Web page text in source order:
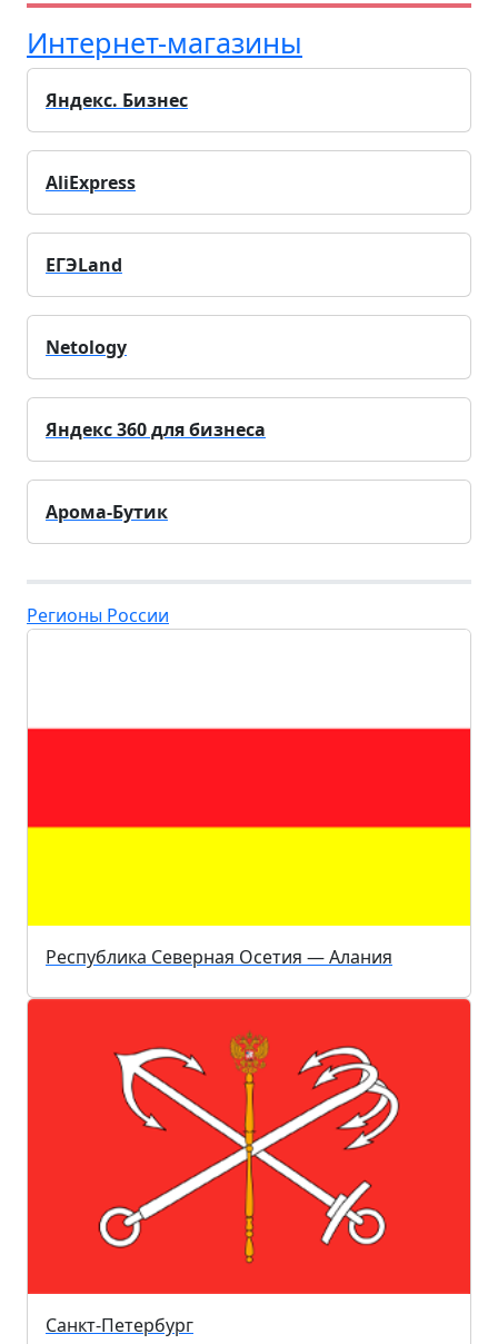
Интернет-магазины
Яндекс. Бизнес
AliExpress
ЕГЭLand
Netology
Яндекс 360 для бизнеса
Арома-Бутик
Регионы России
Республика Северная Осетия — Алания
Санкт-Петербург